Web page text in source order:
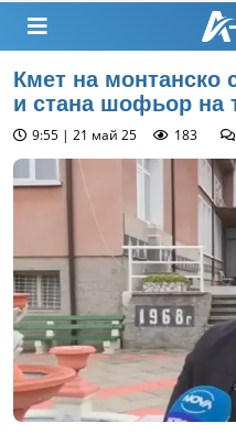
Кмет на монтанско
и стана шофьор на
9:55 | 21 май 25 183